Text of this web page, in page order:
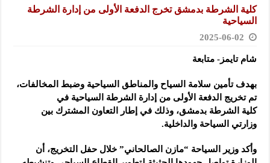
كلية الشرطة بدمشق تخرج الدفعة الأولى من إدارة الشرطة
السياحية
2025-06-02
شام تايمز- متابعة
بهدف تأمين سلامة السياح والمناطق السياحية وضبط المخالفات،
تم تخريج الدفعة ‏الأولى من إدارة الشرطة السياحية في
كلية الشرطة بدمشق، وذلك في إطار التعاون ‏المشترك بين
وزارتي السياحة والداخلية.‏
وأكد وزير السياحة “مازن الصالحاني” خلال حفل التخريج، أن